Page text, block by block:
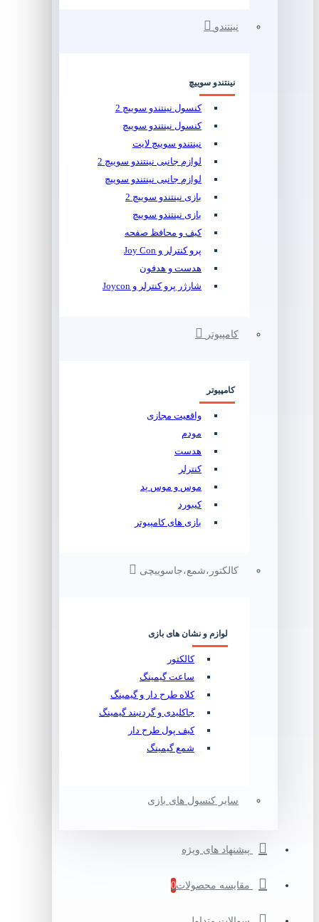
نینتندو
نینتندو سوییچ
کنسول نینتندو سوییچ 2
کنسول نینتندو سوییچ
نینتندو سوییچ لایت
لوازم جانبی نینتندو سوییچ 2
لوازم جانبی نینتندو سوییچ
بازی نینتندو سوییچ 2
بازی نینتندو سوییچ
کیف و محافظ صفحه
پرو کنترلر و Joy Con
هدست و هدفون
شارژر پرو کنترلر و Joycon
کامپیوتر
کامپیوتر
واقعیت مجازی
مودم
هدست
کنترلر
موس و موس پد
کیبورد
بازی های کامپیوتر
کالکتور،شمع،جاسوییچی
لوازم و نشان های بازی
کالکتور
ساعت گیمینگ
کلاه طرح دار و گیمینگ
جاکلیدی و گردنبند گیمینگ
کیف پول طرح دار
شمع گیمینگ
سایر کنسول های بازی
پیشنهاد های ویژه
مقایسه محصولات0